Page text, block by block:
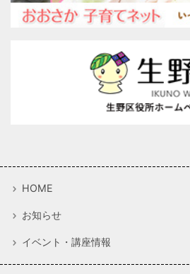
HOME
お知らせ
イベント・講座情報